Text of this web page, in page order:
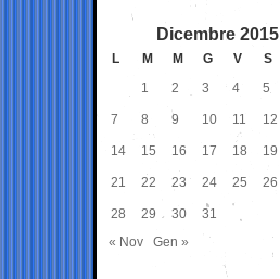
Dicembre 2015
L M M G V S
1
2 3 4 5
7 8 9 10 11 12
14 15 16 17 18 19
21 22 23 24 25 26
28 29 30
31
« Nov
Gen »